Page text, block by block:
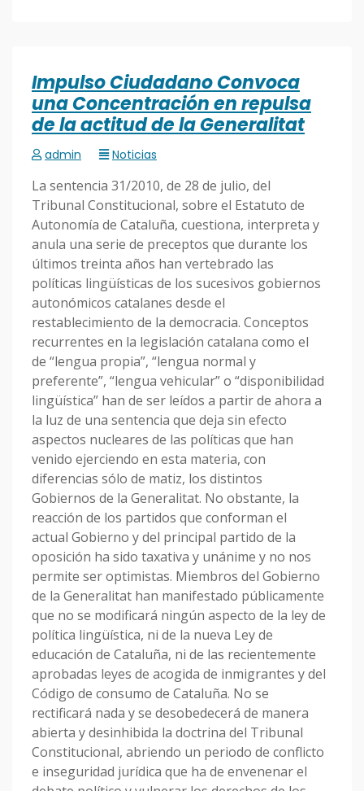
Impulso Ciudadano Convoca
una Concentración en repulsa
de la actitud de la Generalitat
admin Noticias
La sentencia 31/2010, de 28 de julio, del
Tribunal Constitucional, sobre el Estatuto de
Autonomía de Cataluña, cuestiona, interpreta y
anula una serie de preceptos que durante los
últimos treinta años han vertebrado las
políticas lingüísticas de los sucesivos gobiernos
autonómicos catalanes desde el
restablecimiento de la democracia. Conceptos
recurrentes en la legislación catalana como el
de “lengua propia”, “lengua normal y
preferente”, “lengua vehicular” o “disponibilidad
lingüística” han de ser leídos a partir de ahora a
la luz de una sentencia que deja sin efecto
aspectos nucleares de las políticas que han
venido ejerciendo en esta materia, con
diferencias sólo de matiz, los distintos
Gobiernos de la Generalitat. No obstante, la
reacción de los partidos que conforman el
actual Gobierno y del principal partido de la
oposición ha sido taxativa y unánime y no nos
permite ser optimistas. Miembros del Gobierno
de la Generalitat han manifestado públicamente
que no se modificará ningún aspecto de la ley de
política lingüística, ni de la nueva Ley de
educación de Cataluña, ni de las recientemente
aprobadas leyes de acogida de inmigrantes y del
Código de consumo de Cataluña. No se
rectificará nada y se desobedecerá de manera
abierta y desinhibida la doctrina del Tribunal
Constitucional, abriendo un periodo de conflicto
e inseguridad jurídica que ha de envenenar el